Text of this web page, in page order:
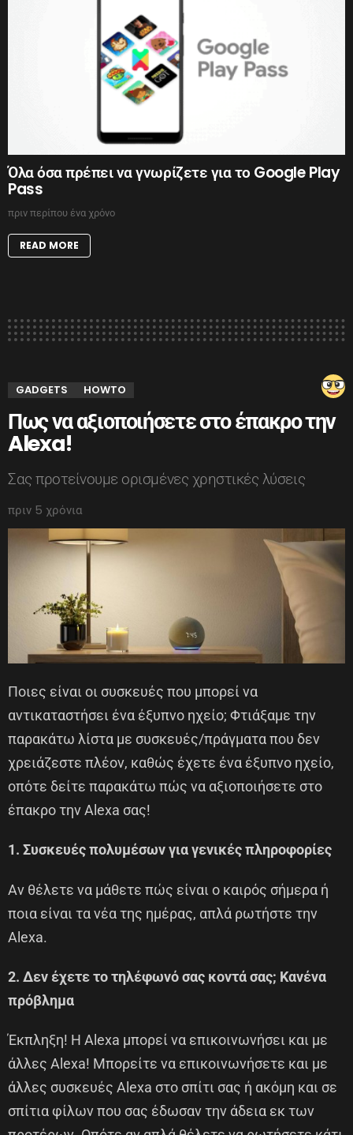
Όλα όσα πρέπει να γνωρίζετε για το Google Play
Pass
πριν περίπου ένα χρόνο
READ MORE
GADGETS HOWTO
Πως να αξιοποιήσετε στο έπακρο την
Alexa!
Σας προτείνουμε ορισμένες χρηστικές λύσεις
πριν 5 χρόνια
Ποιες είναι οι συσκευές που μπορεί να
αντικαταστήσει ένα έξυπνο ηχείο; Φτιάξαμε την
παρακάτω λίστα με συσκευές/πράγματα που δεν
χρειάζεστε πλέον, καθώς έχετε ένα έξυπνο ηχείο,
οπότε δείτε παρακάτω πώς να αξιοποιήσετε στο
έπακρο την Alexa σας!
1. Συσκευές πολυμέσων για γενικές πληροφορίες
Αν θέλετε να μάθετε πώς είναι ο καιρός σήμερα ή
ποια είναι τα νέα της ημέρας, απλά ρωτήστε την
Alexa.
2. Δεν έχετε το τηλέφωνό σας κοντά σας; Κανένα
πρόβλημα
Έκπληξη! Η Alexa μπορεί να επικοινωνήσει και με
άλλες Alexa! Μπορείτε να επικοινωνήσετε και με
άλλες συσκευές Alexa στο σπίτι σας ή ακόμη και σε
σπίτια φίλων που σας έδωσαν την άδεια εκ των